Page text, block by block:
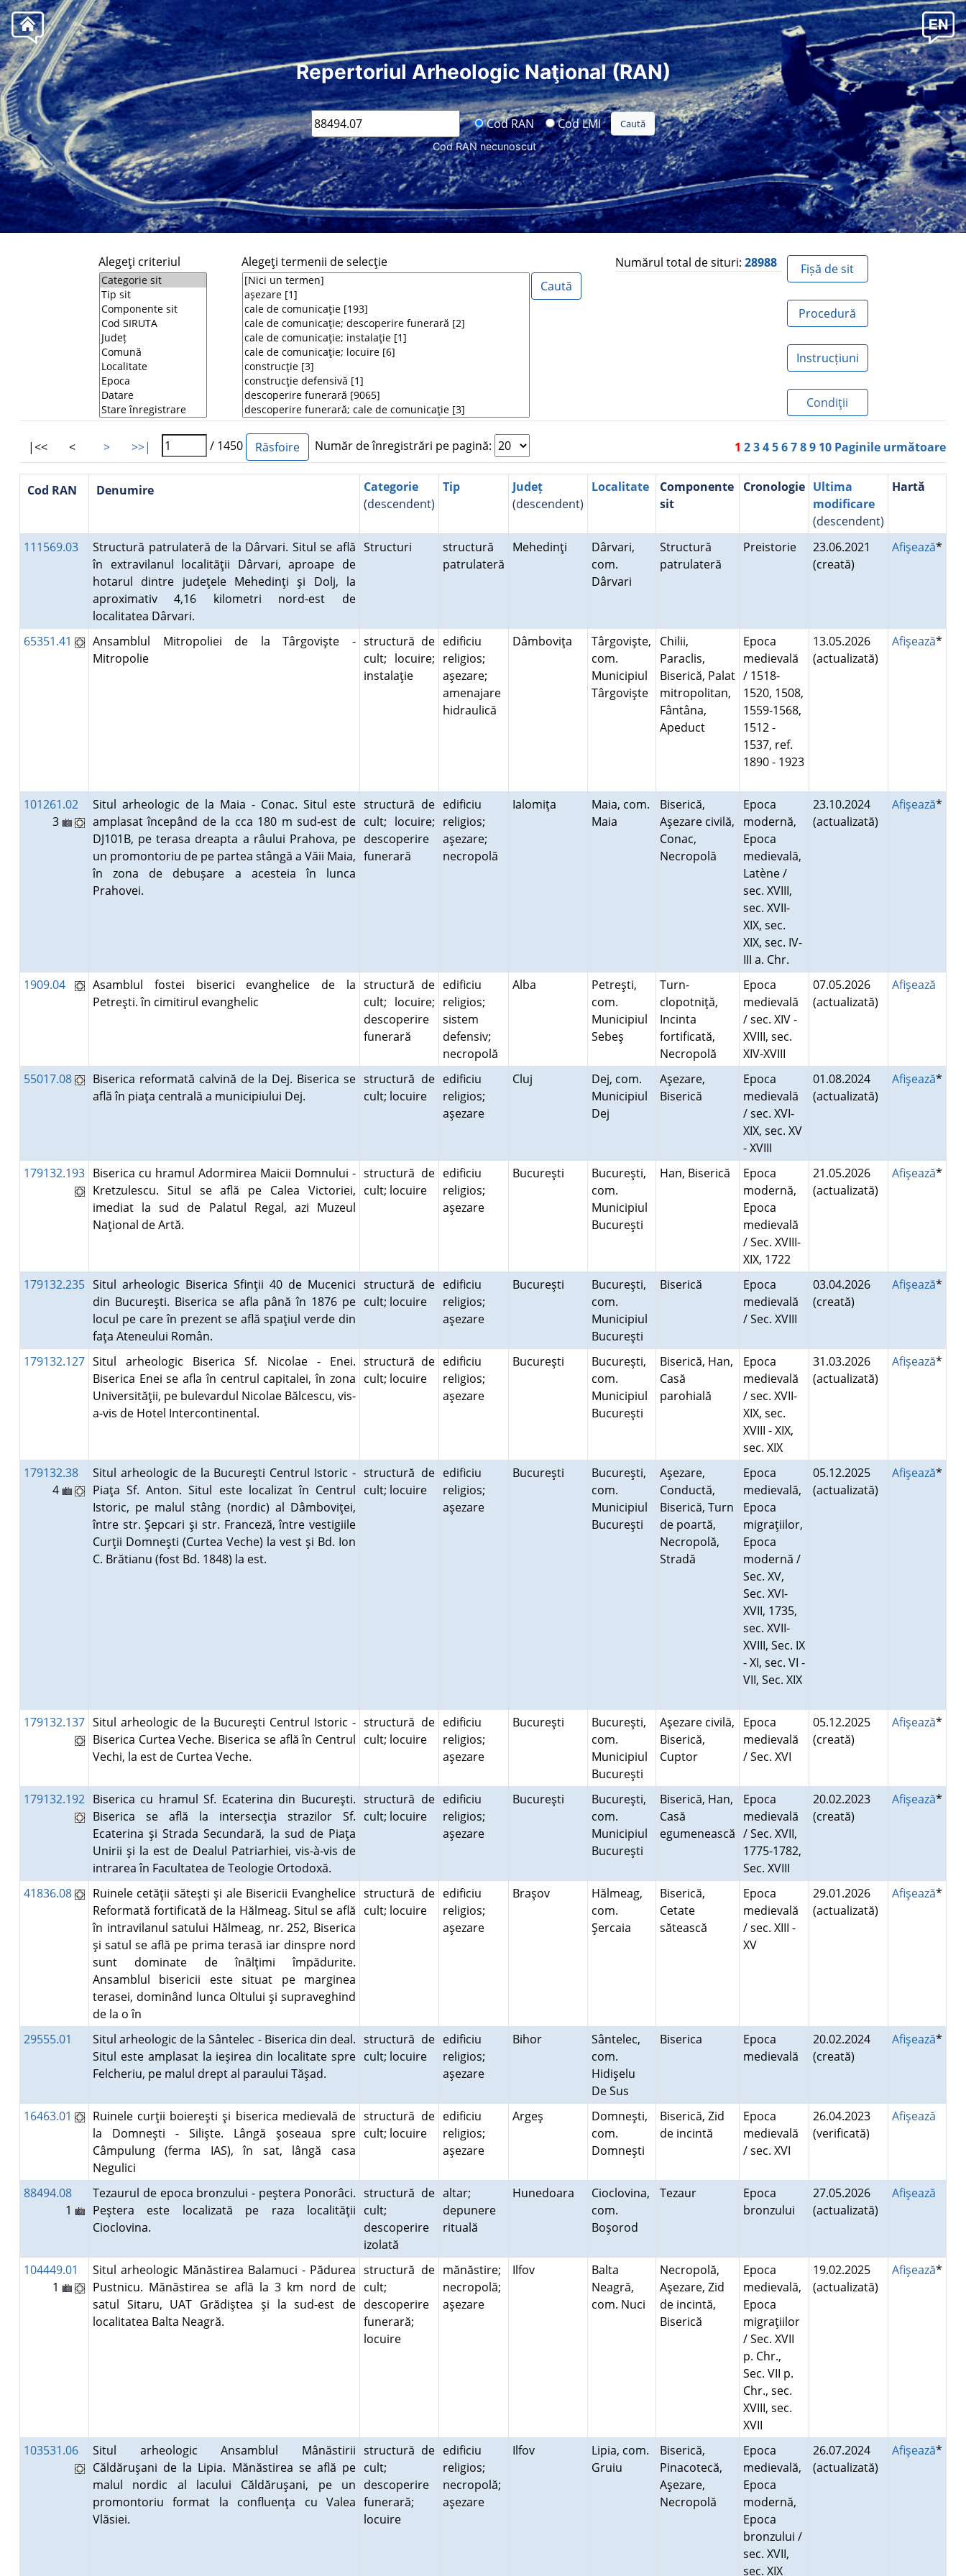
Repertoriul Arheologic Naţional (RAN)
Cod RAN Cod LMI
Cod RAN necunoscut
Alegeţi criteriul Alegeţi termenii de selecţie Numărul total de situri: 28988 Fișă de sit
Procedură
Instrucțiuni
Condiţii
|<< < > >>| / 1450 Număr de înregistrări pe pagină: 123456789 10 Paginile următoare
Cod RAN Denumire
Categorie
(descendent)
Tip
Județ
(descendent)
Localitate
Componente
sit
Cronologie Ultima
modificare
(descendent)
Hartă
111569.03
Structură patrulateră de la Dârvari. Situl se află
în extravilanul localităţii Dârvari, aproape de
hotarul dintre judeţele Mehedinţi şi Dolj, la
aproximativ 4,16 kilometri nord-est de
localitatea Dârvari.
Structuri
structură
patrulateră
Mehedinţi
Dârvari,
com.
Dârvari
Structură
patrulateră
Preistorie
23.06.2021
(creată)
Afişează*
65351.41
Ansamblul Mitropoliei de la Târgovişte -
Mitropolie
structură de
cult; locuire;
instalaţie
edificiu
religios;
aşezare;
amenajare
hidraulică
Dâmboviţa
Târgovişte,
com.
Municipiul
Târgovişte
Chilii,
Paraclis,
Biserică, Palat
mitropolitan,
Fântâna,
Apeduct
Epoca
medievală
/ 1518-
1520, 1508,
1559-1568,
1512 -
1537, ref.
1890 - 1923
13.05.2026
(actualizată)
Afişează*
101261.02
3
Situl arheologic de la Maia - Conac. Situl este
amplasat începând de la cca 180 m sud-est de
DJ101B, pe terasa dreapta a râului Prahova, pe
un promontoriu de pe partea stângă a Văii Maia,
în zona de debuşare a acesteia în lunca
Prahovei.
structură de
cult; locuire;
descoperire
funerară
edificiu
religios;
aşezare;
necropolă
Ialomiţa
Maia, com.
Maia
Biserică,
Aşezare civilă,
Conac,
Necropolă
Epoca
modernă,
Epoca
medievală,
Latène /
sec. XVIII,
sec. XVII-
XIX, sec.
XIX, sec. IV-
III a. Chr.
23.10.2024
(actualizată)
Afişează*
1909.04
Asamblul fostei biserici evanghelice de la
Petreşti. în cimitirul evanghelic
structură de
cult; locuire;
descoperire
funerară
edificiu
religios;
sistem
defensiv;
necropolă
Alba
Petreşti,
com.
Municipiul
Sebeş
Turn-
clopotniţă,
Incinta
fortificată,
Necropolă
Epoca
medievală
/ sec. XIV -
XVIII, sec.
XIV-XVIII
07.05.2026
(actualizată)
Afişează
55017.08
Biserica reformată calvină de la Dej. Biserica se
află în piaţa centrală a municipiului Dej.
structură de
cult; locuire
edificiu
religios;
aşezare
Cluj
Dej, com.
Municipiul
Dej
Aşezare,
Biserică
Epoca
medievală
/ sec. XVI-
XIX, sec. XV
- XVIII
01.08.2024
(actualizată)
Afişează*
179132.193 Biserica cu hramul Adormirea Maicii Domnului -
Kretzulescu. Situl se află pe Calea Victoriei,
imediat la sud de Palatul Regal, azi Muzeul
Naţional de Artă.
structură de
cult; locuire
edificiu
religios;
aşezare
Bucureşti
Bucureşti,
com.
Municipiul
Bucureşti
Han, Biserică
Epoca
modernă,
Epoca
medievală
/ Sec. XVIII-
XIX, 1722
21.05.2026
(actualizată)
Afişează*
179132.235 Situl arheologic Biserica Sfinţii 40 de Mucenici
din Bucureşti. Biserica se afla până în 1876 pe
locul pe care în prezent se află spaţiul verde din
faţa Ateneului Român.
structură de
cult; locuire
edificiu
religios;
aşezare
Bucureşti
Bucureşti,
com.
Municipiul
Bucureşti
Biserică
Epoca
medievală
/ Sec. XVIII
03.04.2026
(creată)
Afişează*
179132.127 Situl arheologic Biserica Sf. Nicolae - Enei.
Biserica Enei se afla în centrul capitalei, în zona
Universităţii, pe bulevardul Nicolae Bălcescu, vis-
a-vis de Hotel Intercontinental.
structură de
cult; locuire
edificiu
religios;
aşezare
Bucureşti
Bucureşti,
com.
Municipiul
Bucureşti
Biserică, Han,
Casă
parohială
Epoca
medievală
/ sec. XVII-
XIX, sec.
XVIII - XIX,
sec. XIX
31.03.2026
(actualizată)
Afişează*
179132.38
4
Situl arheologic de la Bucureşti Centrul Istoric -
Piaţa Sf. Anton. Situl este localizat în Centrul
Istoric, pe malul stâng (nordic) al Dâmboviţei,
între str. Şepcari şi str. Franceză, între vestigiile
Curţii Domneşti (Curtea Veche) la vest şi Bd. Ion
C. Brătianu (fost Bd. 1848) la est.
structură de
cult; locuire
edificiu
religios;
aşezare
Bucureşti
Bucureşti,
com.
Municipiul
Bucureşti
Aşezare,
Conductă,
Biserică, Turn
de poartă,
Necropolă,
Stradă
Epoca
medievală,
Epoca
migraţiilor,
Epoca
modernă /
Sec. XV,
Sec. XVI-
XVII, 1735,
sec. XVII-
XVIII, Sec. IX
- XI, sec. VI -
VII, Sec. XIX
05.12.2025
(actualizată)
Afişează*
179132.137 Situl arheologic de la Bucureşti Centrul Istoric -
Biserica Curtea Veche. Biserica se află în Centrul
Vechi, la est de Curtea Veche.
structură de
cult; locuire
edificiu
religios;
aşezare
Bucureşti
Bucureşti,
com.
Municipiul
Bucureşti
Aşezare civilă,
Biserică,
Cuptor
Epoca
medievală
/ Sec. XVI
05.12.2025
(creată)
Afişează*
179132.192 Biserica cu hramul Sf. Ecaterina din Bucureşti.
Biserica se află la intersecţia strazilor Sf.
Ecaterina şi Strada Secundară, la sud de Piaţa
Unirii şi la est de Dealul Patriarhiei, vis-à-vis de
intrarea în Facultatea de Teologie Ortodoxă.
structură de
cult; locuire
edificiu
religios;
aşezare
Bucureşti
Bucureşti,
com.
Municipiul
Bucureşti
Biserică, Han,
Casă
egumenească
Epoca
medievală
/ Sec. XVII,
1775-1782,
Sec. XVIII
20.02.2023
(creată)
Afişează*
41836.08
Ruinele cetăţii săteşti şi ale Bisericii Evanghelice
Reformată fortificată de la Hălmeag. Situl se află
în intravilanul satului Hălmeag, nr. 252, Biserica
şi satul se află pe prima terasă iar dinspre nord
sunt dominate de înălţimi împădurite.
Ansamblul bisericii este situat pe marginea
terasei, dominând lunca Oltului şi supraveghind
de la o în
structură de
cult; locuire
edificiu
religios;
aşezare
Braşov
Hălmeag,
com.
Şercaia
Biserică,
Cetate
sătească
Epoca
medievală
/ sec. XIII -
XV
29.01.2026
(actualizată)
Afişează*
29555.01
Situl arheologic de la Sântelec - Biserica din deal.
Situl este amplasat la ieşirea din localitate spre
Felcheriu, pe malul drept al paraului Tăşad.
structură de
cult; locuire
edificiu
religios;
aşezare
Bihor
Sântelec,
com.
Hidişelu
De Sus
Biserica
Epoca
medievală
20.02.2024
(creată)
Afişează*
16463.01
Ruinele curţii boiereşti şi biserica medievală de
la Domneşti - Silişte. Lângă şoseaua spre
Câmpulung (ferma IAS), în sat, lângă casa
Negulici
structură de
cult; locuire
edificiu
religios;
aşezare
Argeş
Domneşti,
com.
Domneşti
Biserică, Zid
de incintă
Epoca
medievală
/ sec. XVI
26.04.2023
(verificată)
Afişează
88494.08
1
Tezaurul de epoca bronzului - peştera Ponorâci.
Peştera este localizată pe raza localităţii
Cioclovina.
structură de
cult;
descoperire
izolată
altar;
depunere
rituală
Hunedoara
Cioclovina,
com.
Boşorod
Tezaur
Epoca
bronzului
27.05.2026
(actualizată)
Afişează
104449.01
1
Situl arheologic Mănăstirea Balamuci - Pădurea
Pustnicu. Mănăstirea se află la 3 km nord de
satul Sitaru, UAT Grădiştea şi la sud-est de
localitatea Balta Neagră.
structură de
cult;
descoperire
funerară;
locuire
mănăstire;
necropolă;
aşezare
Ilfov
Balta
Neagră,
com. Nuci
Necropolă,
Aşezare, Zid
de incintă,
Biserică
Epoca
medievală,
Epoca
migraţiilor
/ Sec. XVII
p. Chr.,
Sec. VII p.
Chr., sec.
XVIII, sec.
XVII
19.02.2025
(actualizată)
Afişează*
103531.06
Situl arheologic Ansamblul Mânăstirii
Căldăruşani de la Lipia. Mănăstirea se află pe
malul nordic al lacului Căldăruşani, pe un
promontoriu format la confluenţa cu Valea
Vlăsiei.
structură de
cult;
descoperire
funerară;
locuire
edificiu
religios;
necropolă;
aşezare
Ilfov
Lipia, com.
Gruiu
Biserică,
Pinacotecă,
Aşezare,
Necropolă
Epoca
medievală,
Epoca
modernă,
Epoca
bronzului /
sec. XVII,
sec. XIX
26.07.2024
(actualizată)
Afişează*